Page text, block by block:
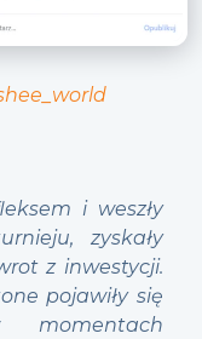
i weszły
zyskały
z inwestycji.
pojawiły się